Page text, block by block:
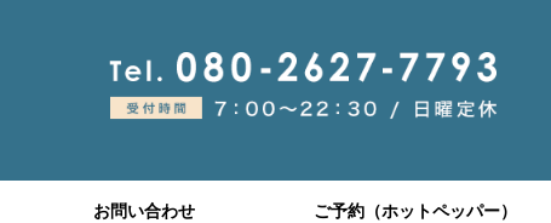
お問い合わせ ご予約（ホットペッパー）